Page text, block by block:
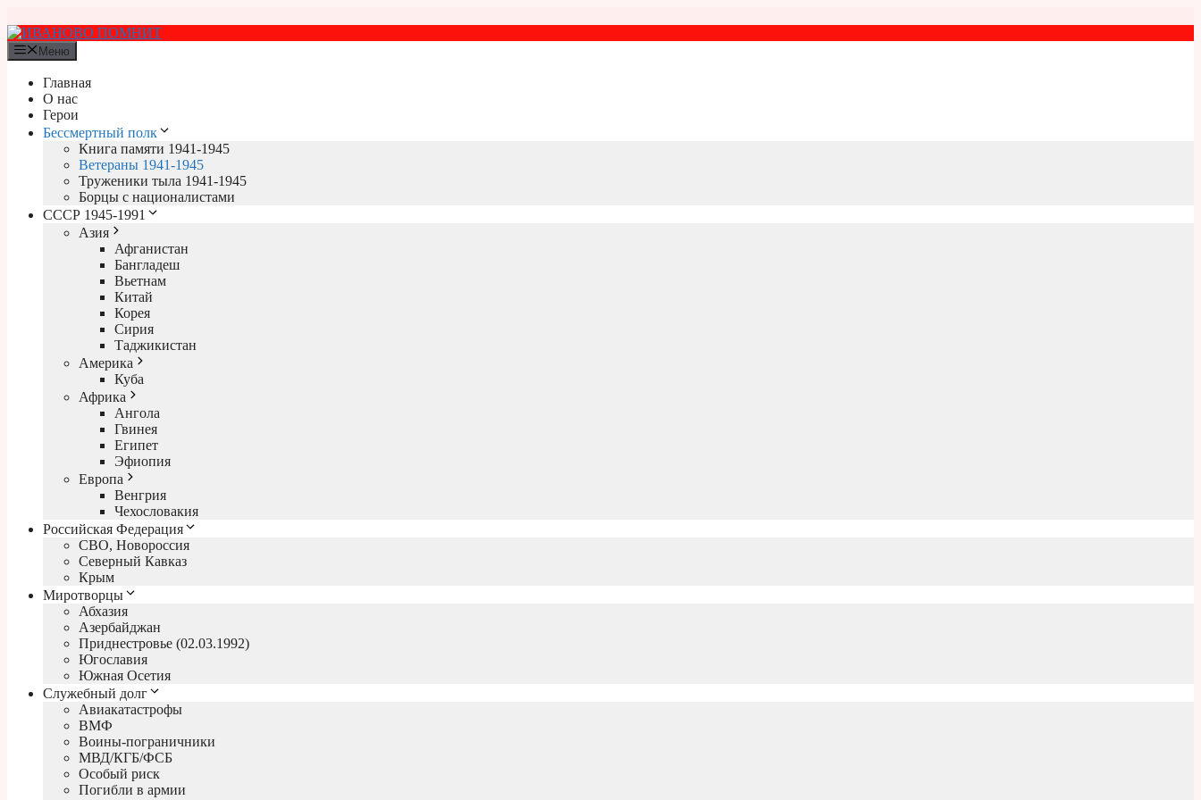
к
содержимому
Меню
Главная
О нас
Герои
Бессмертный полк
Книга памяти 1941-1945
Ветераны 1941-1945
Труженики тыла 1941-1945
Борцы с националистами
СССР 1945-1991
Азия
Афганистан
Бангладеш
Вьетнам
Китай
Корея
Сирия
Таджикистан
Америка
Куба
Африка
Ангола
Гвинея
Египет
Эфиопия
Европа
Венгрия
Чехословакия
Российская Федерация
СВО, Новороссия
Северный Кавказ
Крым
Миротворцы
Абхазия
Азербайджан
Приднестровье (02.03.1992)
Югославия
Южная Осетия
Служебный долг
Авиакатастрофы
ВМФ
Воины-пограничники
МВД/КГБ/ФСБ
Особый риск
Погибли в армии